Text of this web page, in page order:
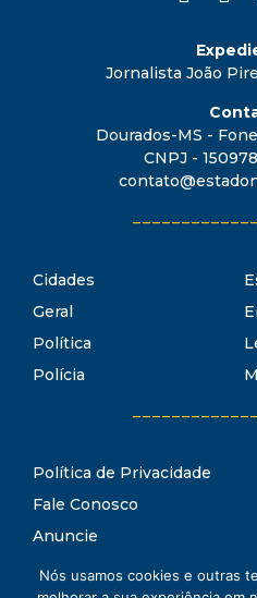
Jornalista João
Dourados-MS -
CNPJ -
Cidades
Geral
Política
Polícia
Política de Privacidade
Fale Conosco
Anuncie
Termos de Uso
Nós usamos cookies e outras